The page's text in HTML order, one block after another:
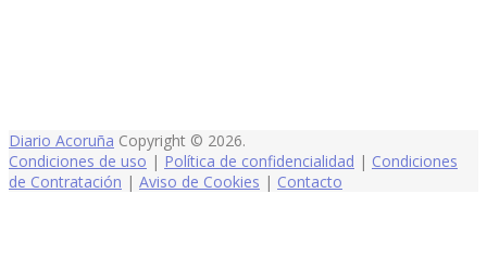
Diario Acoruña Copyright © 2026.
Condiciones de uso | Política de confidencialidad | Condiciones
de Contratación | Aviso de Cookies | Contacto